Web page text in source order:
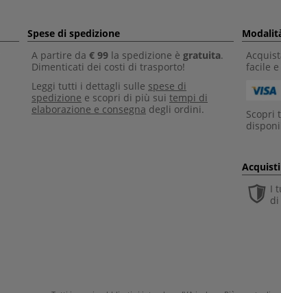
Spese di spedizione
A partire da € 99 la spedizione è gratuita.
Dimenticati dei costi di trasporto!
Leggi tutti i dettagli sulle spese di
spedizione e scopri di più sui tempi di
elaborazione e consegna degli ordini.
facile e
Scopri
I
di